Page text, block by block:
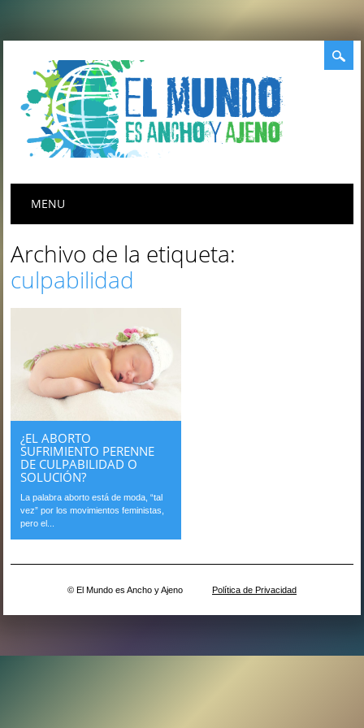
Menú principal
MENU
Archivo de la etiqueta:
culpabilidad
¿EL ABORTO
SUFRIMIENTO PERENNE
DE CULPABILIDAD O
SOLUCIÓN?
La palabra aborto está de moda, “tal
vez” por los movimientos feministas,
pero el...
© El Mundo es Ancho y Ajeno Política de Privacidad